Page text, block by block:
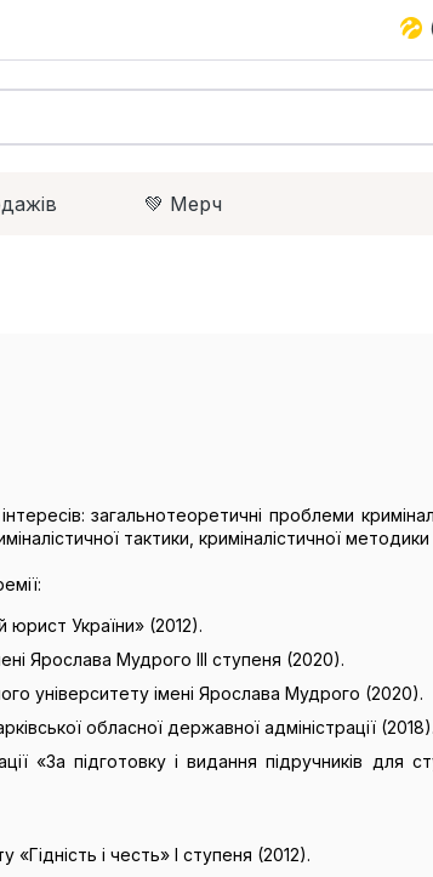
💚 Мерч
загальнотеоретичні проблеми
тактики, криміналістичної
України» (2012).
Ярослава Мудрого III ступеня (2020).
університету імені Ярослава Мудрого (2020).
обласної державної адміністрації (2018).
«За підготовку і видання підручників для
і честь» I ступеня (2012).